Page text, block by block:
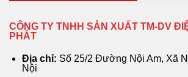
che
CÔNG TY TNHH SẢN XUẤT TM-DV
PHÁT
Địa chỉ: Số 25/2 Đường Nội Am, Xã
Nội